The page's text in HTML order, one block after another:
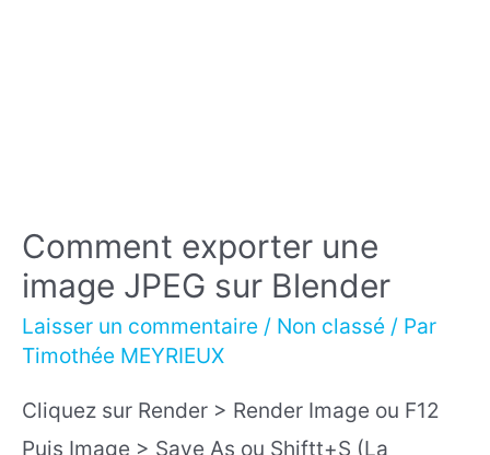
Comment exporter une
image JPEG sur Blender
Laisser un commentaire / Non classé / Par
Timothée MEYRIEUX
Cliquez sur Render > Render Image ou F12
Puis Image > Save As ou Shiftt+S (La